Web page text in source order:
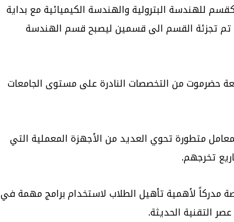
قسم الهندسة البترولية في العام الجامعي 1996-1997 كقسم للهندسة البترولية والهندسة الكيميائية مع بداية
تكوين كلية الهندسة والبترول وفي العام الجامعي 1999-2000 تم تجزئة القسم الى قسمين ليصبح قسم الهندسة
حضرموت من التخصصات النادرة على مستوى الجامعات
متطورة تحوي العديد من الأجهزة المعملية التي
تخرجهم.
مدركاً لأهمية تأهيل الطلاب لاستخدام برامج مهمة في
التقنية الحديثة.